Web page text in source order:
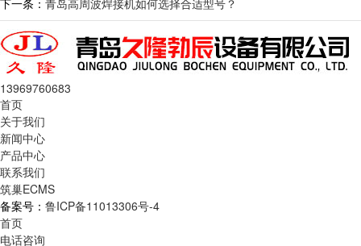
下一条： 青岛高周波焊接机如何选择合适型号？
13969760683
首页
关于我们
新闻中心
产品中心
联系我们
筑巢ECMS
备案号： 鲁ICP备11013306号-4
首页
电话咨询